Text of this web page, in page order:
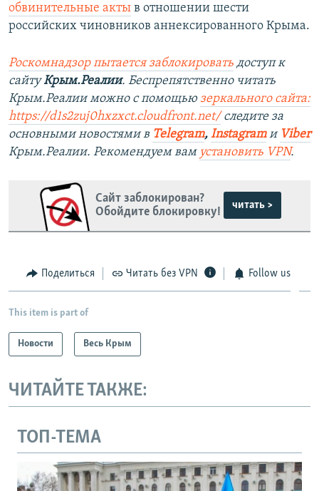
обвинительные акты в отношении шести
российских чиновников аннексированного Крыма.
Роскомнадзор пытается заблокировать доступ к
сайтуКрым.Реалии. Беспрепятственно читать
Крым.Реалии можно с помощью зеркального сайта:
https://d1s2zuj0hxzxct.cloudfront.net/следите за
основными новостями в Telegram, Instagramи Viber
Крым.Реалии. Рекомендуем вам установить VPN.
Сайт заблокирован?
Обойдите блокировку!
читать >
Поделиться Читать без VPN Follow us
This item is part of
Новости Весь Крым
ЧИТАЙТЕ ТАКЖЕ:
ТОП-ТЕМА